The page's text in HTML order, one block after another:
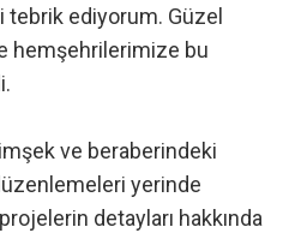
ediyorum. Güzel
hemşehrilerimize bu
ve beraberindeki
yerinde
detayları hakkında